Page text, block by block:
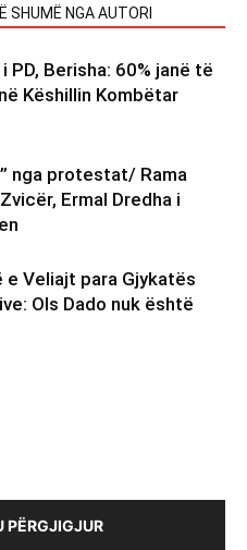
SHUMË NGA AUTORI
PD, Berisha: 60% janë të
Këshillin Kombëtar
nga protestat/ Rama
Ermal Dredha i
e Veliajt para Gjykatës
Ols Dado nuk është
PËRGJIGJUR